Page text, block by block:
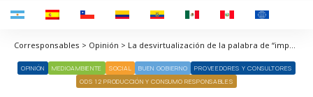
Corresponsables > Opinión > La desvirtualización de la palabra de “impacto”
OPINIÓN MEDIOAMBIENTE SOCIAL BUEN GOBIERNO
PROVEEDORES Y CONSULTORES
ODS 12 PRODUCCIÓN Y CONSUMO RESPONSABLES